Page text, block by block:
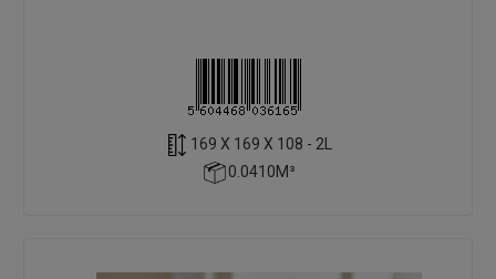
169 X 169 X 108 - 2L
0.0410M³